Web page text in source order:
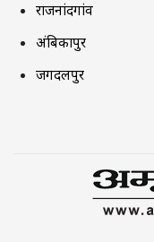
राजनांदगांव
अंबिकापुर
जगदलपुर